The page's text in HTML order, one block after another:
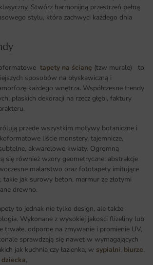
Stwórz harmonijną przestrzeń pełną
stylu, która zachwyci każdego dnia
tapety na ścianę (tzw murale) to
sposobów na błyskawiczną i
każdego wnętrza. Współczesne trendy
płaskich dekoracji na rzecz głębi, faktury
przede wszystkim motywy botaniczne i
liście monstery, tajemnicze,
akwarelowe kwiaty. Ogromną
się również wzory geometryczne, abstrakcje
malarstwo oraz fototapety imitujące
takie jak surowy beton, marmur ze złotymi
drewno.
to jednak nie tylko design, ale także
Wykonane z wysokiej jakości flizeliny lub
trwałe, odporne na zmywanie i promienie UV,
sprawdzają się nawet w wymagających
jak kuchnia czy łazienka, w sypialni, biurze,
,